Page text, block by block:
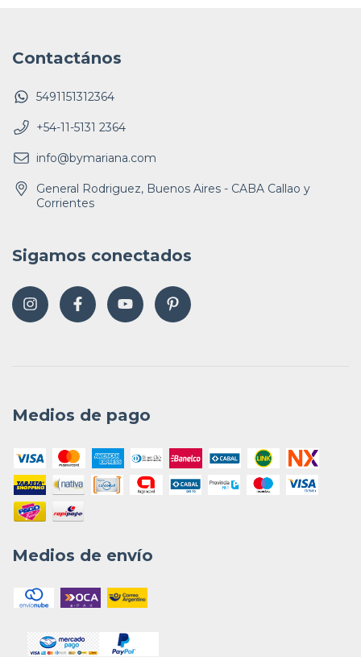
Contactános
5491151312364
+54-11-5131 2364
info@bymariana.com
General Rodriguez, Buenos Aires - CABA Callao y
Corrientes
Sigamos conectados
Medios de pago
Medios de envío